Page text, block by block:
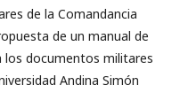
de la Comandancia
de un manual de
los documentos militares
Andina Simón